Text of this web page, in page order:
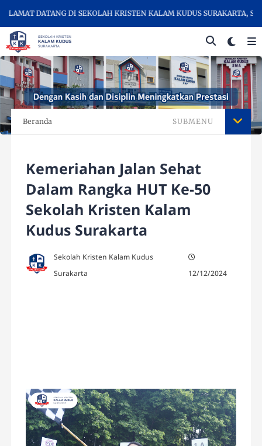
DATANG DI SEKOLAH KRISTEN KALAM KUDUS SURAKARTA,
Beranda SUBMENU
Kemeriahan Jalan Sehat
Dalam Rangka HUT Ke-50
Sekolah Kristen Kalam
Kudus Surakarta
Sekolah Kristen Kalam Kudus
Surakarta
12/12/2024